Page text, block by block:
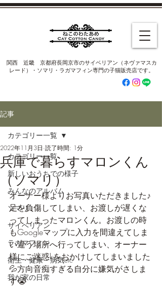
​関西 近畿 京都府長岡京市のサイベリアン（ネヴァマスカ
レード）・ソマリ・ラガマフィン専門の子猫販売店です。
記事
カテゴリー一覧
新しいおうちでの様子
みんなのアルバム
ソマリ
サイベリアン
ラガマフィン
衛生・健康・病気etc
我が家の日常
カテゴリー一覧
兵庫で暮らすマロンくん
（ソマリ）
2022年11月3日 読了時間: 1分
オーナー様よりお写真いただきました♪
足を負傷してしまい、お渡しが遅くな
ってしまったマロンくん。お渡しの時
もGoogleマップに入力を間違えてしま
い違う場所へ行ってしまい、オーナー
様にご迷惑kをおかけしてしまいました
💦方向音痴すぎる自分に嫌気がさしま
す😭